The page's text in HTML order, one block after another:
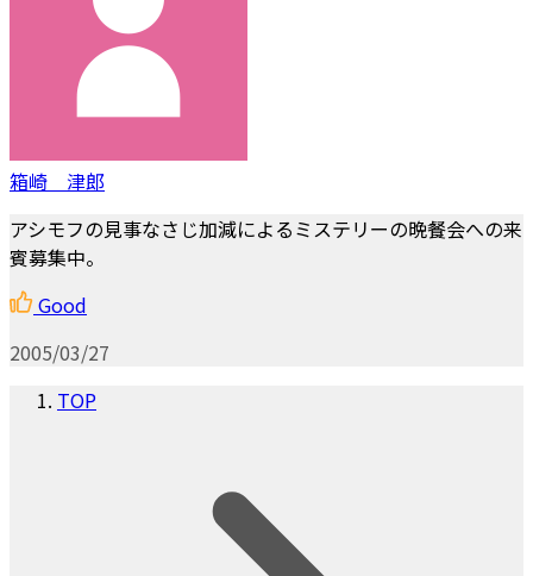
箱崎 津郎
アシモフの見事なさじ加減によるミステリーの晩餐会への来
賓募集中。
Good
2005/03/27
TOP